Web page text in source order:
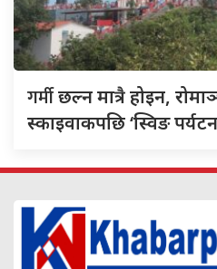
गर्मीछल्न मात्रै होइन,
स्काइवाकपछि ‘स्विङ